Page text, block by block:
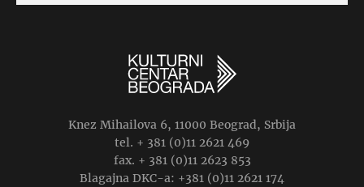
Knez Mihailova 6, 11000 Beograd, Srbija
tel. + 381 (0)11 2621 469
fax. + 381 (0)11 2623 853
Blagajna DKC-a: +381 (0)11 2621 174